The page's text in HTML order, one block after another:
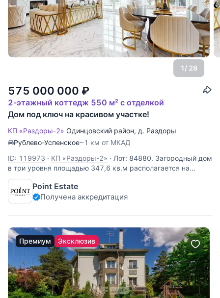
1/ 28
575 000 000 ₽
2-этажный коттедж 550 м² с отделкой
Дом под ключ на красивом участке!
КП «Раздоры-2» Одинцовский район, д. Раздоры
Рублево-Успенское~1 км от МКАД
ID: 119973 · КП «Раздоры-2» · Лот: 84880. Загородный дом
в три уровня площадью 347,6 кв.м располагается на
красивом участке 10 соток с превосходным ландшафтным
оформлением в премиальном поселке "Раздоры-2" в
непосредственном близости от столицы. Комфортная
Point Estate
Получена аккредитация
Премиум Эксклюзив